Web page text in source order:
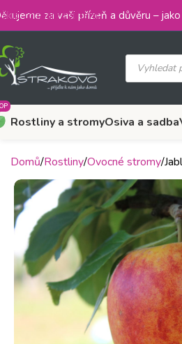
Skip to main content
za vaši přízeň a důvěru –
Rostliny a stromyOsiva a sadba
Domů Rostliny Ovocné stromy